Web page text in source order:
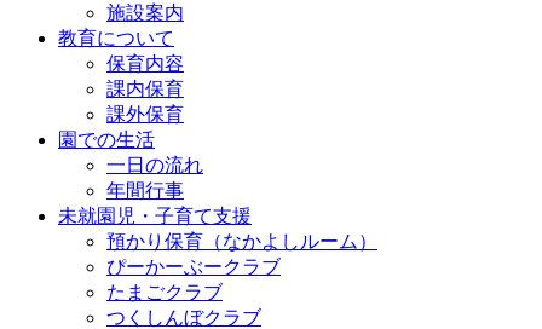
施設案内
教育について
保育内容
課内保育
課外保育
園での生活
一日の流れ
年間行事
未就園児・子育て支援
預かり保育（なかよしルーム）
ぴーかーぶークラブ
たまごクラブ
つくしんぼクラブ